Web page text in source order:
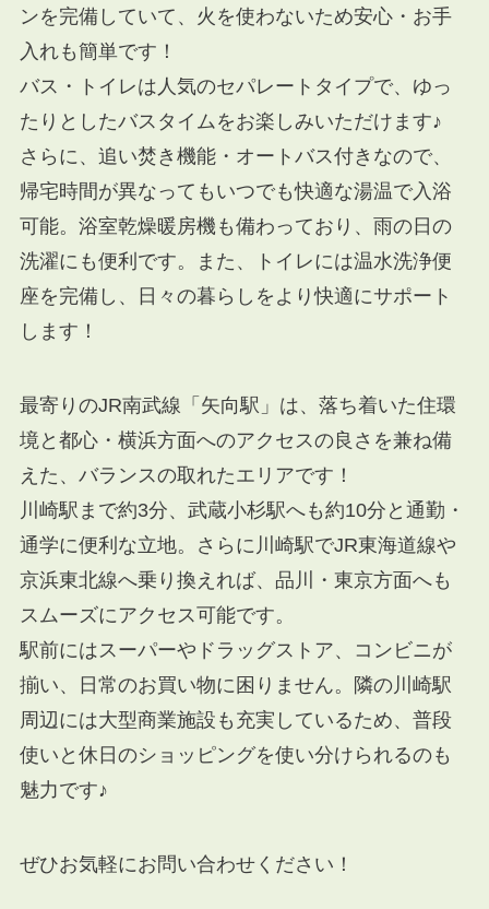
ンを完備していて、火を使わないため安心・お手
入れも簡単です！
バス・トイレは人気のセパレートタイプで、ゆっ
たりとしたバスタイムをお楽しみいただけます♪
さらに、追い焚き機能・オートバス付きなので、
帰宅時間が異なってもいつでも快適な湯温で入浴
可能。浴室乾燥暖房機も備わっており、雨の日の
洗濯にも便利です。また、トイレには温水洗浄便
座を完備し、日々の暮らしをより快適にサポート
します！
最寄りのJR南武線「矢向駅」は、落ち着いた住環
境と都心・横浜方面へのアクセスの良さを兼ね備
えた、バランスの取れたエリアです！
川崎駅まで約3分、武蔵小杉駅へも約10分と通勤・
通学に便利な立地。さらに川崎駅でJR東海道線や
京浜東北線へ乗り換えれば、品川・東京方面へも
スムーズにアクセス可能です。
駅前にはスーパーやドラッグストア、コンビニが
揃い、日常のお買い物に困りません。隣の川崎駅
周辺には大型商業施設も充実しているため、普段
使いと休日のショッピングを使い分けられるのも
魅力です♪
ぜひお気軽にお問い合わせください！